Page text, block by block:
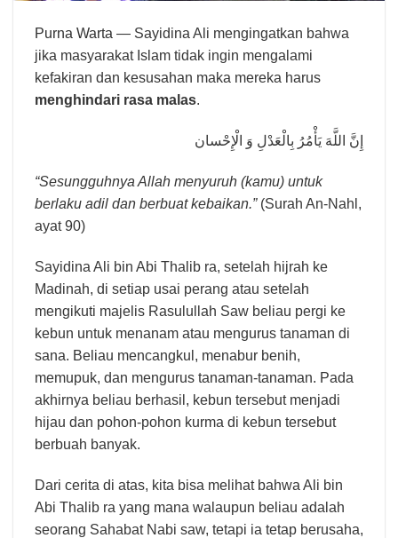
Purna Warta — Sayidina Ali mengingatkan bahwa
jika masyarakat Islam tidak ingin mengalami
kefakiran dan kesusahan maka mereka harus
menghindari rasa malas.
إِنَّ اللَّهَ يَأْمُرُ بِالْعَدْلِ وَ الْإِحْسان
“Sesungguhnya Allah menyuruh (kamu) untuk
berlaku adil dan berbuat kebaikan.” (Surah An-Nahl,
ayat 90)
Sayidina Ali bin Abi Thalib ra, setelah hijrah ke
Madinah, di setiap usai perang atau setelah
mengikuti majelis Rasulullah Saw beliau pergi ke
kebun untuk menanam atau mengurus tanaman di
sana. Beliau mencangkul, menabur benih,
memupuk, dan mengurus tanaman-tanaman. Pada
akhirnya beliau berhasil, kebun tersebut menjadi
hijau dan pohon-pohon kurma di kebun tersebut
berbuah banyak.
Dari cerita di atas, kita bisa melihat bahwa Ali bin
Abi Thalib ra yang mana walaupun beliau adalah
seorang Sahabat Nabi saw, tetapi ia tetap berusaha,